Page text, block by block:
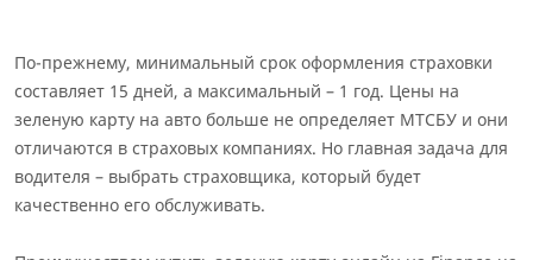
По-прежнему, минимальный срок оформления страховки
составляет 15 дней, а максимальный – 1 год. Цены на
зеленую карту на авто больше не определяет МТСБУ и они
отличаются в страховых компаниях. Но главная задача для
водителя – выбрать страховщика, который будет
качественно его обслуживать.